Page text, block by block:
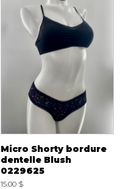
Micro Shorty bordure
dentelle Blush
0229625
15.00 $